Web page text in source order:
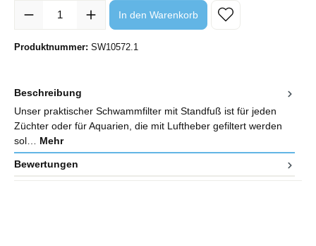
Produkt Anzahl: Gib den gewünschten Wert ein oder benutze die
In den Warenkorb
Produktnummer: SW10572.1
Beschreibung
Unser praktischer Schwammfilter mit Standfuß ist für jeden
Züchter oder für Aquarien, die mit Luftheber gefiltert werden
sol… Mehr
Bewertungen